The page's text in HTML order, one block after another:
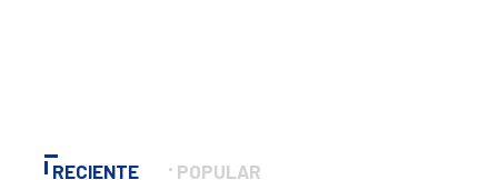
RECIENTE POPULAR